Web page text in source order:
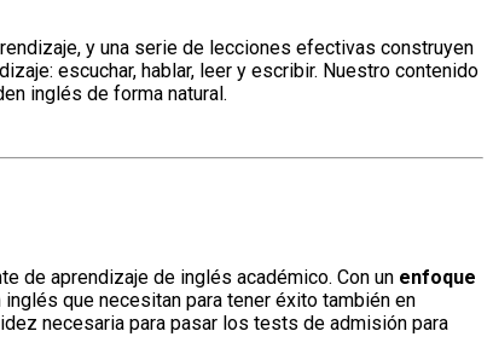
y una serie de lecciones efectivas construyen
escuchar, hablar, leer y escribir. Nuestro contenido
inglés de forma natural.
de aprendizaje de inglés académico. Con un enfoque
que necesitan para tener éxito también en
necesaria para pasar los tests de admisión para